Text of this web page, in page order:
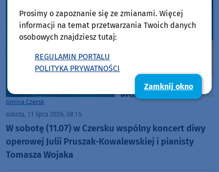
Gmina Czersk
sobota, 11 lipca 2026, 08:15
W sobotę (11.07) w Czersku wspólny koncert diwy
operowej Julii Pruszak-Kowalewskiej i pianisty
Tomasza Wojaka
Prosimy o zapoznanie się ze zmianami. Więcej
informacji na temat przetwarzania Twoich danych
osobowych znajdziesz tutaj:
REGULAMIN PORTALU
POLITYKA PRYWATNOŚCI
Zamknij okno